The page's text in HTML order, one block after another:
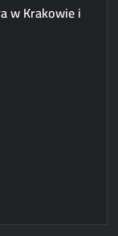
w Krakowie i